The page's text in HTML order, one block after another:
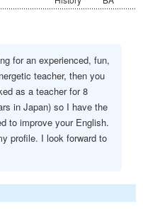
for an experienced, fun,
teacher, then you
as a teacher for 8
in Japan) so I have the
to improve your English.
profile. I look forward to